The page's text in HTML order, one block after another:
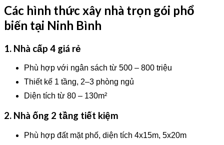
Các hình thức xây nhà trọn gói phổ
biến tại Ninh Bình
1. Nhà cấp 4 giá rẻ
Phù hợp với ngân sách từ 500 – 800 triệu
Thiết kế 1 tầng, 2–3 phòng ngủ
Diện tích từ 80 – 130m²
2. Nhà ống 2 tầng tiết kiệm
Phù hợp đất mặt phố, diện tích 4x15m, 5x20m